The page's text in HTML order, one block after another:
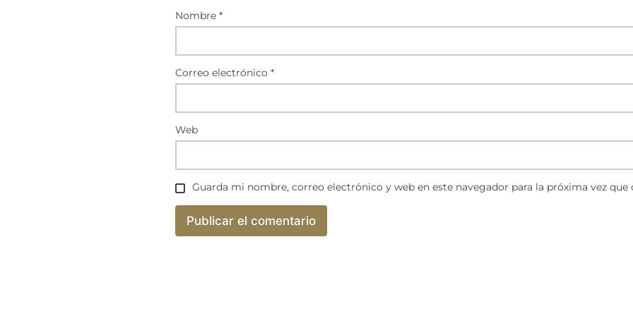
Nombre *
Correo electrónico *
Web
Guarda mi nombre, correo electrónico y web en este navegador para la próxima vez que